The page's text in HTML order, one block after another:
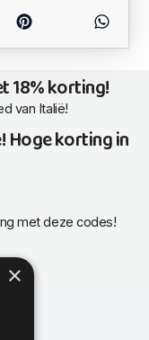
18% korting!
van Italië!
Hoge korting in
met deze codes!
×